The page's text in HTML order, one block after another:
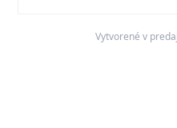
Vytvorené v